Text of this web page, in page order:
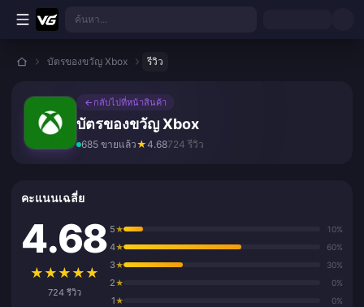
ข้ามไปเนื้อหาหลัก
ค้นหา...
บัตรของขวัญ Xbox รีวิว
← กลับไปที่หน้าสินค้า
บัตรของขวัญ Xbox
685 ขายแล้ว★4.68724 รีวิว
คะแนนเฉลี่ย
4.68
★ ★ ★ ★ ★
724 รีวิว
5★ 10%
4★ 60%
3★ 30%
2★ 0%
1★ 0%